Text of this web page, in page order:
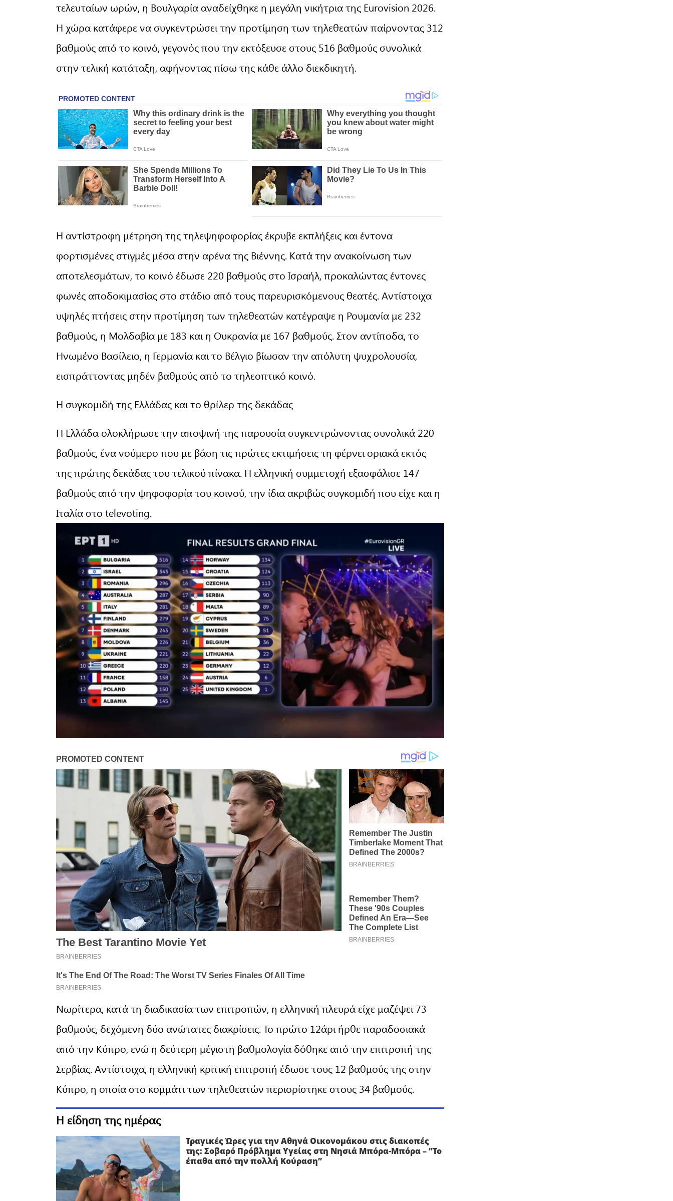
τελευταίων ωρών, η Βουλγαρία αναδείχθηκε η μεγάλη νικήτρια της Eurovision 2026.
Η χώρα κατάφερε να συγκεντρώσει την προτίμηση των τηλεθεατών παίρνοντας 312
βαθμούς από το κοινό, γεγονός που την εκτόξευσε στους 516 βαθμούς συνολικά
στην τελική κατάταξη, αφήνοντας πίσω της κάθε άλλο διεκδικητή.
Η αντίστροφη μέτρηση της τηλεψηφοφορίας έκρυβε εκπλήξεις και έντονα
φορτισμένες στιγμές μέσα στην αρένα της Βιέννης. Κατά την ανακοίνωση των
αποτελεσμάτων, το κοινό έδωσε 220 βαθμούς στο Ισραήλ, προκαλώντας έντονες
φωνές αποδοκιμασίας στο στάδιο από τους παρευρισκόμενους θεατές. Αντίστοιχα
υψηλές πτήσεις στην προτίμηση των τηλεθεατών κατέγραψε η Ρουμανία με 232
βαθμούς, η Μολδαβία με 183 και η Ουκρανία με 167 βαθμούς. Στον αντίποδα, το
Ηνωμένο Βασίλειο, η Γερμανία και το Βέλγιο βίωσαν την απόλυτη ψυχρολουσία,
εισπράττοντας μηδέν βαθμούς από το τηλεοπτικό κοινό.
Η συγκομιδή της Ελλάδας και το θρίλερ της δεκάδας
Η Ελλάδα ολοκλήρωσε την αποψινή της παρουσία συγκεντρώνοντας συνολικά 220
βαθμούς, ένα νούμερο που με βάση τις πρώτες εκτιμήσεις τη φέρνει οριακά εκτός
της πρώτης δεκάδας του τελικού πίνακα. Η ελληνική συμμετοχή εξασφάλισε 147
βαθμούς από την ψηφοφορία του κοινού, την ίδια ακριβώς συγκομιδή που είχε και η
Ιταλία στο televoting.
Νωρίτερα, κατά τη διαδικασία των επιτροπών, η ελληνική πλευρά είχε μαζέψει 73
βαθμούς, δεχόμενη δύο ανώτατες διακρίσεις. Το πρώτο 12άρι ήρθε παραδοσιακά
από την Κύπρο, ενώ η δεύτερη μέγιστη βαθμολογία δόθηκε από την επιτροπή της
Σερβίας. Αντίστοιχα, η ελληνική κριτική επιτροπή έδωσε τους 12 βαθμούς της στην
Κύπρο, η οποία στο κομμάτι των τηλεθεατών περιορίστηκε στους 34 βαθμούς.
Η είδηση της ημέρας
Τραγικές Ώρες για την Αθηνά Οικονομάκου στις διακοπές
της: Σοβαρό Πρόβλημα Υγείας στη Νησιά Μπόρα-Μπόρα – “Το
έπαθα από την πολλή Κούραση”